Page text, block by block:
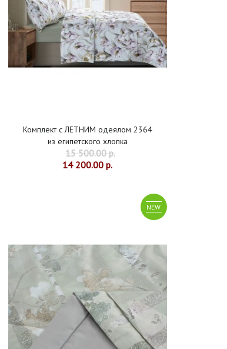
Комплект с ЛЕТНИМ одеялом 2364
из египетского хлопка
15 500.00 р.
14 200.00 р.
NEW